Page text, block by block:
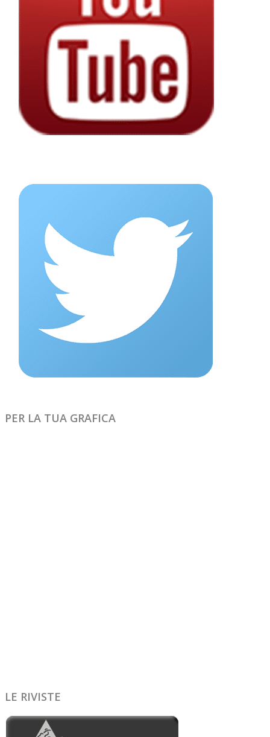
PER LA TUA GRAFICA
LE RIVISTE